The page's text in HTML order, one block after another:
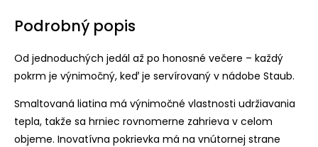
Podrobný popis
Od jednoduchých jedál až po honosné večere – každý
pokrm je výnimočný, keď je servírovaný v nádobe Staub.
Smaltovaná liatina má výnimočné vlastnosti udržiavania
tepla, takže sa hrniec rovnomerne zahrieva v celom
objeme. Inovatívna pokrievka má na vnútornej strane